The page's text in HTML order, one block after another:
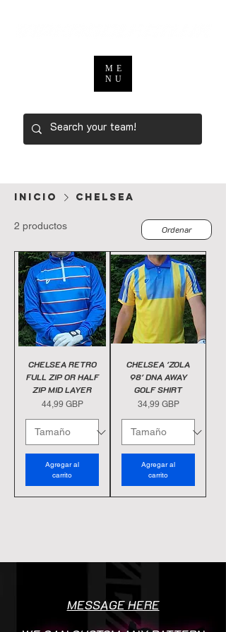
ME
NU
Inicio CHELSEA
2 productos Ordenar
CHELSEA RETRO
FULL ZIP OR HALF
ZIP MID LAYER
Precio
44,99 GBP
Agregar al
carrito
CHELSEA 'ZOLA
98' DNA AWAY
GOLF SHIRT
Precio
34,99 GBP
Agregar al
carrito
MESSAGE HERE